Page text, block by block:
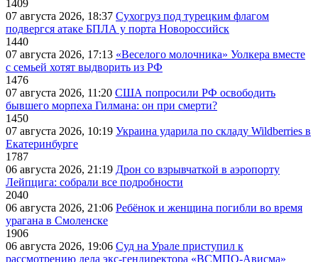
1409
07 августа 2026, 18:37 Сухогруз под турецким флагом
подвергся атаке БПЛА у порта Новороссийск
1440
07 августа 2026, 17:13 «Веселого молочника» Уолкера вместе
с семьей хотят выдворить из РФ
1476
07 августа 2026, 11:20 США попросили РФ освободить
бывшего морпеха Гилмана: он при смерти?
1450
07 августа 2026, 10:19 Украина ударила по складу Wildberries в
Екатеринбурге
1787
06 августа 2026, 21:19 Дрон со взрывчаткой в аэропорту
Лейпцига: собрали все подробности
2040
06 августа 2026, 21:06 Ребёнок и женщина погибли во время
урагана в Смоленске
1906
06 августа 2026, 19:06 Суд на Урале приступил к
рассмотрению дела экс-гендиректора «ВСМПО-Ависма»